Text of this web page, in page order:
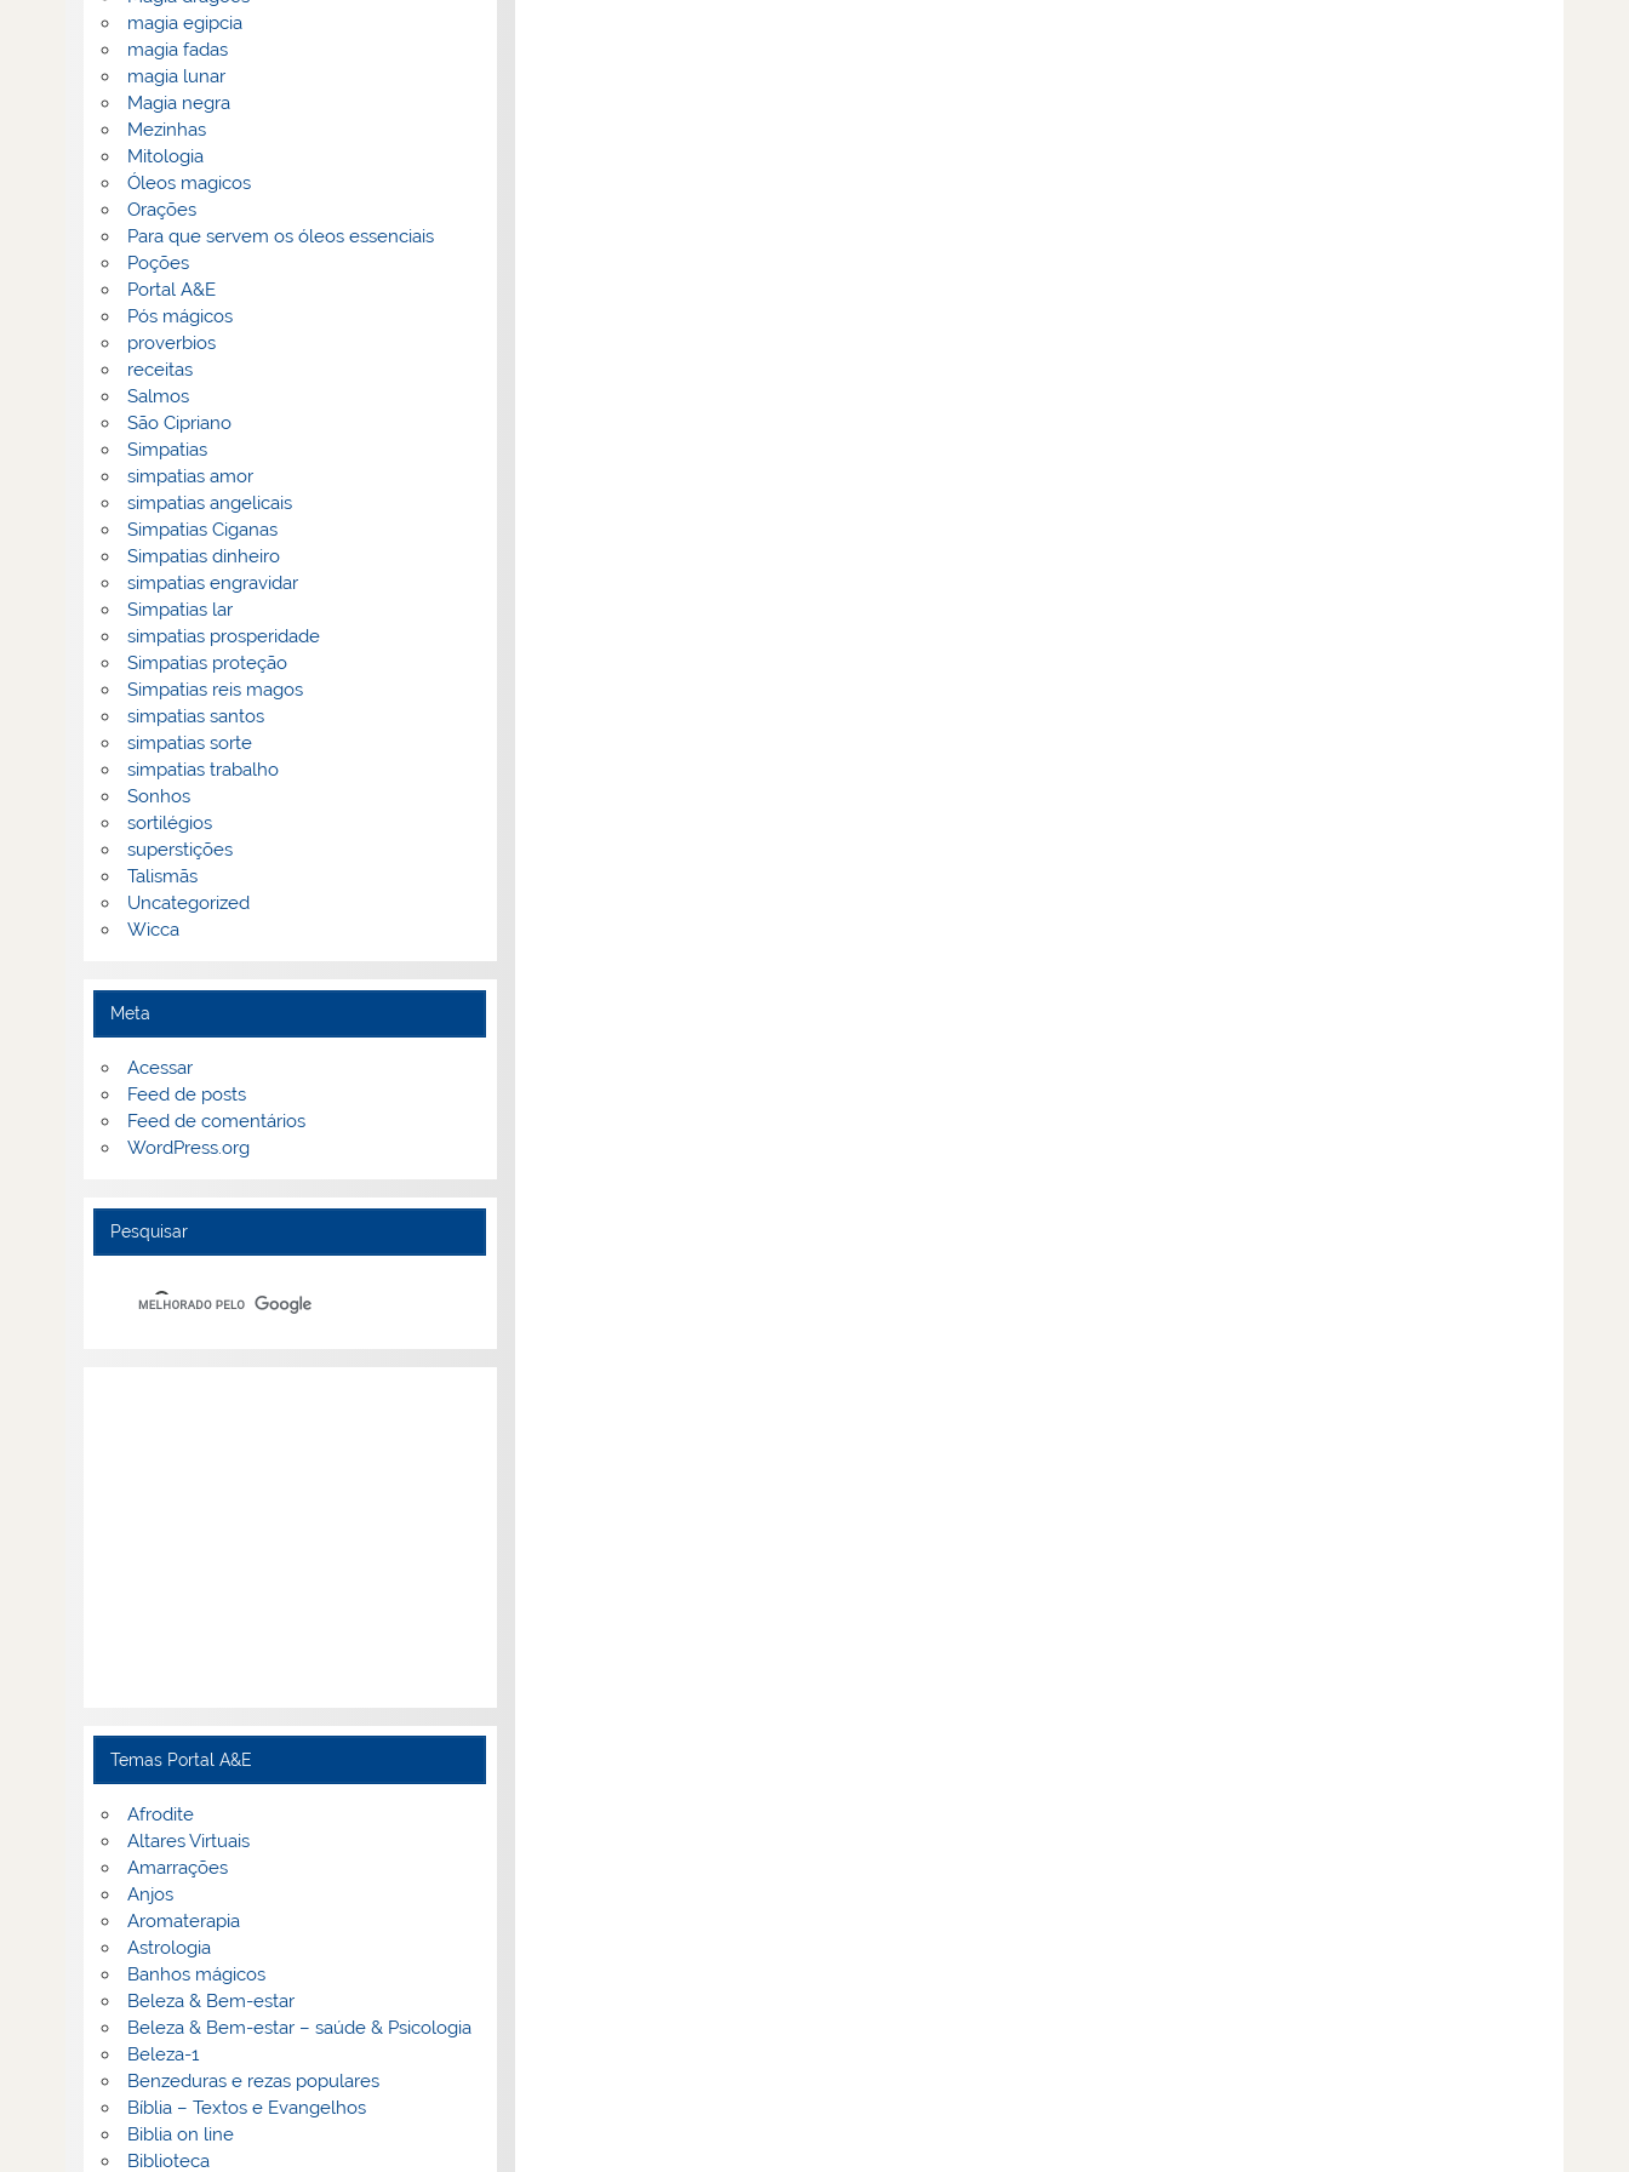
magia egipcia
magia fadas
magia lunar
Magia negra
Mezinhas
Mitologia
Óleos magicos
Orações
Para que servem os óleos essenciais
Poções
Portal A&E
Pós mágicos
proverbios
receitas
Salmos
São Cipriano
Simpatias
simpatias amor
simpatias angelicais
Simpatias Ciganas
Simpatias dinheiro
simpatias engravidar
Simpatias lar
simpatias prosperidade
Simpatias proteção
Simpatias reis magos
simpatias santos
simpatias sorte
simpatias trabalho
Sonhos
sortilégios
superstições
Talismãs
Uncategorized
Wicca
Meta
Acessar
Feed de posts
Feed de comentários
WordPress.org
Pesquisar
Temas Portal A&E
Afrodite
Altares Virtuais
Amarrações
Anjos
Aromaterapia
Astrologia
Banhos mágicos
Beleza & Bem-estar
Beleza & Bem-estar – saúde & Psicologia
Beleza-1
Benzeduras e rezas populares
Bíblia – Textos e Evangelhos
Biblia on line
Biblioteca